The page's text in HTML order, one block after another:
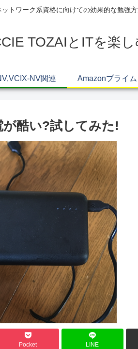
トワーク系資格に向けての効果的な勉強
TOZAIとITを楽
NV関連 Amazonプライ
酷い?試してみた!
Pocket LINE